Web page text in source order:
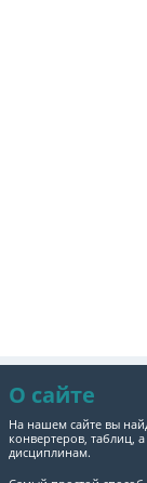
О сайте
На нашем сайте вы
конвертеров, таблиц,
дисциплинам.